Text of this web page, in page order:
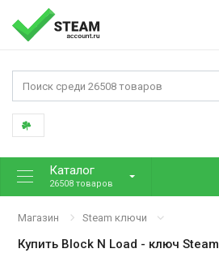
Каталог
26508 товаров
Магазин Steam ключи
Купить Block N Load - ключ Steam